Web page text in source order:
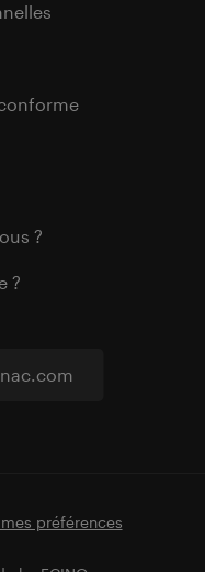
?
?
préférences